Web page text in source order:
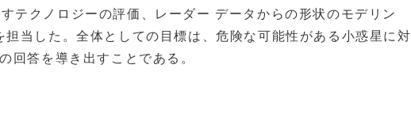
テクノロジーの評価、レーダー データからの形状のモデリン
当した。全体としての目標は、危険な可能性がある小惑星に対
回答を導き出すことである。